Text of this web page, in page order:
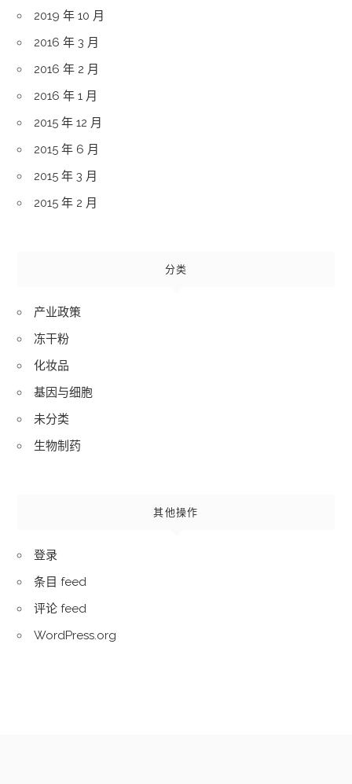
2019 年 10 月
2016 年 3 月
2016 年 2 月
2016 年 1 月
2015 年 12 月
2015 年 6 月
2015 年 3 月
2015 年 2 月
分类
产业政策
冻干粉
化妆品
基因与细胞
未分类
生物制药
其他操作
登录
条目 feed
评论 feed
WordPress.org